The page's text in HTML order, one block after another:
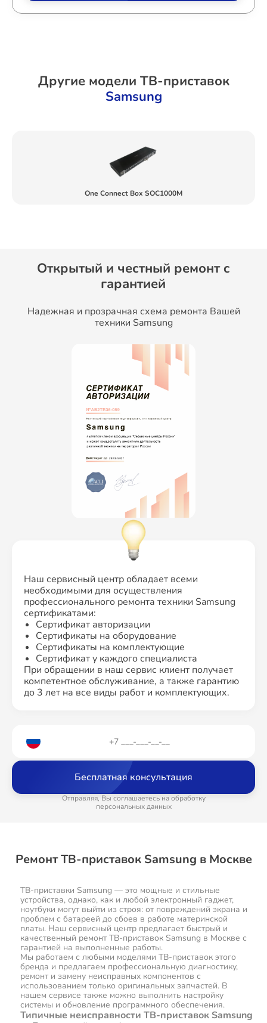
Другие модели ТВ-приставок
Samsung
One Connect Box SOC1000M
Открытый и честный ремонт c
гарантией
Надежная и прозрачная схема ремонта Вашей
техники Samsung
Наш сервисный центр обладает всеми
необходимыми для осуществления
профессионального ремонта техники Samsung
сертификатами:
Сертификат авторизации
Сертификаты на оборудование
Сертификаты на комплектующие
Сертификат у каждого специалиста
При обращении в наш сервис клиент получает
компетентное обслуживание, а также гарантию
до 3 лет на все виды работ и комплектующих.
Бесплатная консультация
Отправляя, Вы соглашаетесь на обработку
персональных данных
Ремонт ТВ-приставок Samsung в Москве
ТВ-приставки Samsung — это мощные и стильные
устройства, однако, как и любой электронный гаджет,
ноутбуки могут выйти из строя: от повреждений экрана и
проблем с батареей до сбоев в работе материнской
платы. Наш сервисный центр предлагает быстрый и
качественный ремонт ТВ-приставок Samsung в Москве с
гарантией на выполненные работы.
Мы работаем с любыми моделями ТВ-приставок этого
бренда и предлагаем профессиональную диагностику,
ремонт и замену неисправных компонентов с
использованием только оригинальных запчастей. В
нашем сервисе также можно выполнить настройку
системы и обновление программного обеспечения.
Типичные неисправности ТВ-приставок Samsung